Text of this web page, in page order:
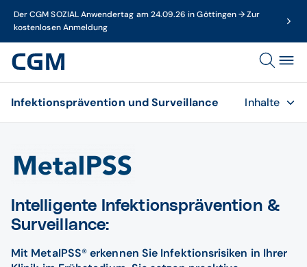
Der CGM SOZIAL Anwendertag am 24.09.26 in Göttingen → Zur
kostenlosen Anmeldung
Infektionsprävention und Surveillance Inhalte
Intelligente Infektionsprävention &
Surveillance:
Mit MetaIPSS®erkennen Sie Infektionsrisiken in Ihrer